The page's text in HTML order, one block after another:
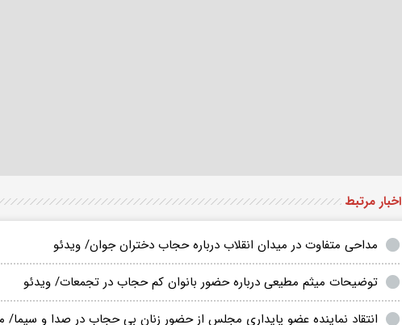
اخبار مرتبط
مداحی متفاوت در میدان انقلاب درباره حجاب دختران جوان/ ویدئو
توضیحات میثم مطیعی درباره حضور بانوان کم حجاب در تجمعات/ ویدئو
انتقاد نماینده عضو پایداری مجلس از حضور زنان بی حجاب در صدا و سیما/